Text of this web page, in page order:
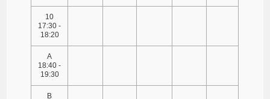
10
17:30 -
18:20
A
18:40 -
19:30
B